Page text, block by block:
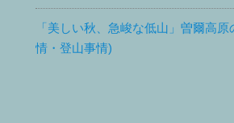
「美しい秋、急峻な低山」曽爾高
情・登山事情)